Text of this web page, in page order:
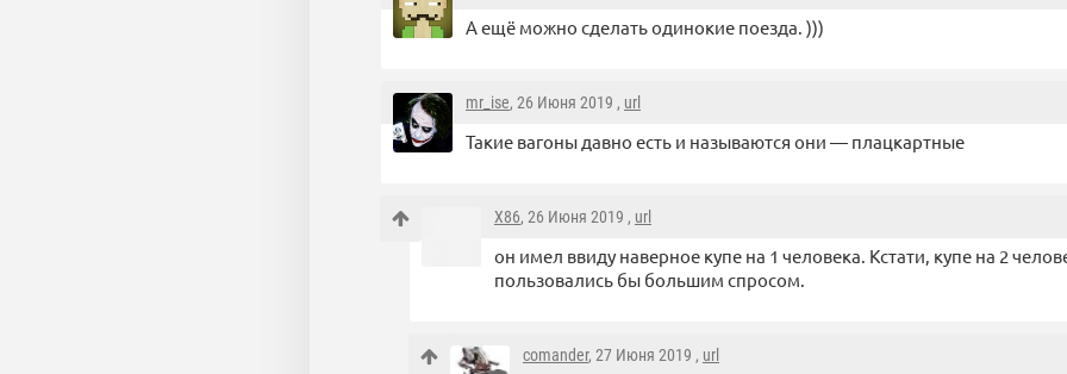
А ещё можно сделать одинокие поезда. )))
mr_ise, 26 Июня 2019 , url
Такие вагоны давно есть и называются они — плацкартные
X86, 26 Июня 2019 , url
он имел ввиду наверное купе на 1 человека. Кстати, купе на 2
пользовались бы большим спросом.
comander, 27 Июня 2019 , url